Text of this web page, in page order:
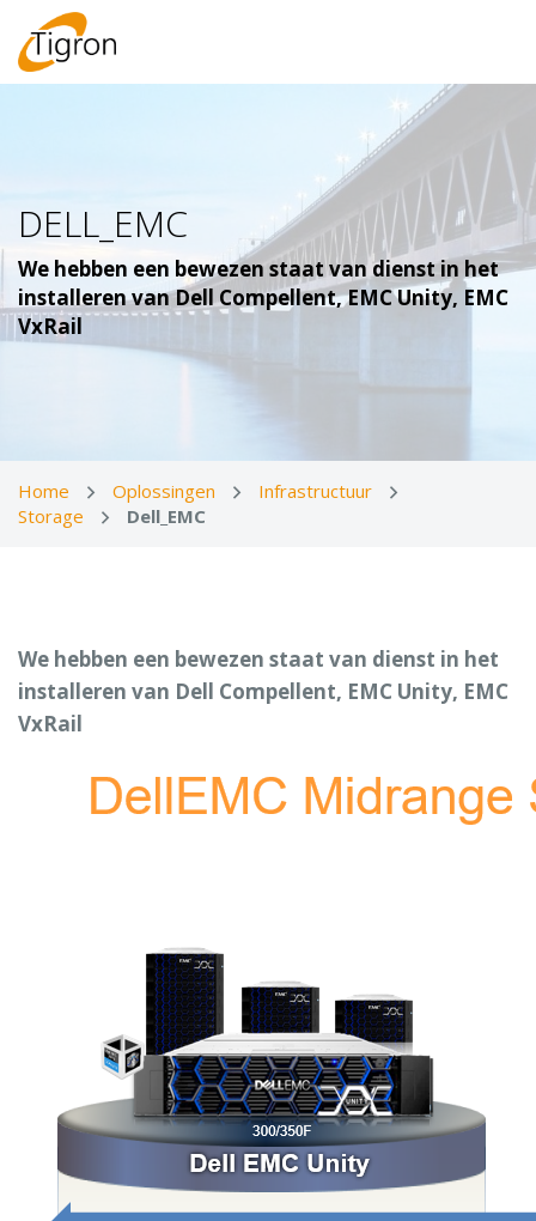
DELL_EMC
We hebben een bewezen staat van dienst in het
installeren van Dell Compellent, EMC Unity, EMC
VxRail
Home Oplossingen
Infrastructuur
Storage
Dell_EMC
We hebben een bewezen staat van dienst in het
installeren van Dell Compellent, EMC Unity, EMC
VxRail